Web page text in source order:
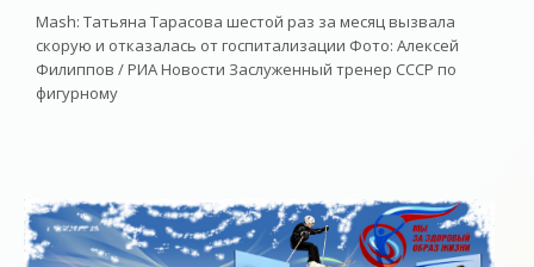
Mash: Татьяна Тарасова шестой раз за месяц вызвала
скорую и отказалась от госпитализации Фото: Алексей
Филиппов / РИА Новости Заслуженный тренер СССР по
фигурному